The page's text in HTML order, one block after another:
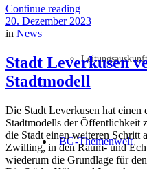
BG-Themenwelt
Continue reading
20. Dezember 2023
in News
Stadt Leverkusen
Stadtmodell
Die Stadt Leverkusen hat einen
Stadtmodells der Öffentlichkeit
die Stadt einen weiteren Schritt
Zwilling, in den Raum- und
wiederum die Grundlage für